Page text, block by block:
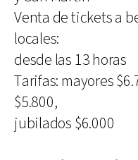
Venta de tickets a
locales:
desde las 13 horas
Tarifas: mayores
$5.800,
jubilados $6.000